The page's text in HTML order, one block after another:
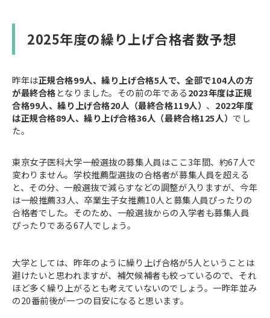
2025年度の繰り上げ合格者数予想
昨年は正規合格99人、繰り上げ合格5人で、全部で104人の方
が最終合格となりました。その前の年である2023年度は正規
合格99人、繰り上げ合格20人（最終合格119人） 、 2022年度
は正規合格89人、繰り上げ合格36人（最終合格125人）でし
た。
東京女子医科大学一般選抜の募集人員はここ3年間、約67人で
変わりません。学校推薦型選抜の合格者が募集人員を超える
と、その分、一般選抜で減らすなどの調整が入りますが、今年
は一般推薦33人、卒業生子女推薦10人と募集人員ぴったりの
合格者でした。そのため、一般選抜からの入学者も募集人員
ぴったりである67人でしょう。
大学としては、昨年のように繰り上げ合格が5人ということは
避けたいと思われますが、補欠候補者も絞っているので、それ
ほど多く繰り上がるとも考えていないのでしょう。一昨年並み
の20番前後が一つの目安になると思います。